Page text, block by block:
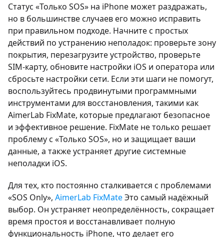
Статус «Только SOS» на iPhone может раздражать,
но в большинстве случаев его можно исправить
при правильном подходе. Начните с простых
действий по устранению неполадок: проверьте зону
покрытия, перезагрузите устройство, проверьте
SIM-карту, обновите настройки iOS и оператора или
сбросьте настройки сети. Если эти шаги не помогут,
воспользуйтесь продвинутыми программными
инструментами для восстановления, такими как
AimerLab FixMate, которые предлагают безопасное
и эффективное решение. FixMate не только решает
проблему с «Только SOS», но и защищает ваши
данные, а также устраняет другие системные
неполадки iOS.
Для тех, кто постоянно сталкивается с проблемами
«SOS Only», AimerLab FixMateЭто самый надёжный
выбор. Он устраняет неопределённость, сокращает
время простоя и восстанавливает полную
функциональность iPhone, что делает его